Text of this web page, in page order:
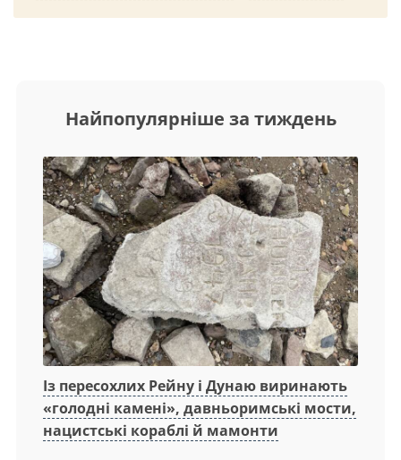
Найпопулярніше за тиждень
Із пересохлих Рейну і Дунаю виринають
«голодні камені», давньоримські мости,
нацистські кораблі й мамонти